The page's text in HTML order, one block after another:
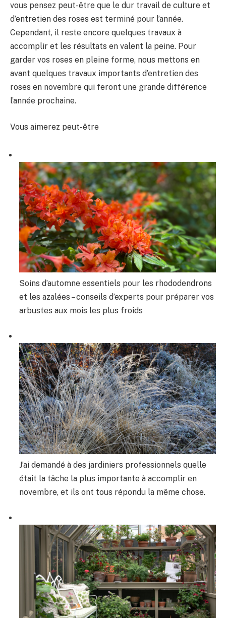
vous pensez peut-être que le dur travail de culture et
d’entretien des roses est terminé pour l’année.
Cependant, il reste encore quelques travaux à
accomplir et les résultats en valent la peine. Pour
garder vos roses en pleine forme, nous mettons en
avant quelques travaux importants d’entretien des
roses en novembre qui feront une grande différence
l’année prochaine.
Vous aimerez peut-être
Soins d’automne essentiels pour les rhododendrons
et les azalées – conseils d’experts pour préparer vos
arbustes aux mois les plus froids
J’ai demandé à des jardiniers professionnels quelle
était la tâche la plus importante à accomplir en
novembre, et ils ont tous répondu la même chose.